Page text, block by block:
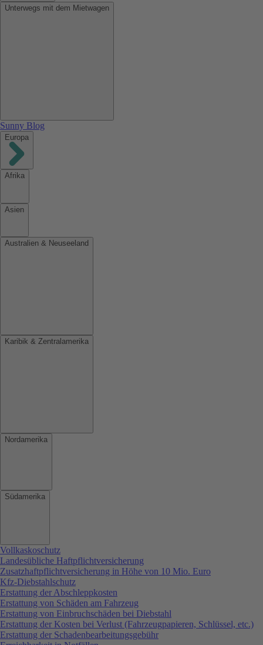
Unterwegs mit dem Mietwagen
Sunny Blog
Europa
Afrika
Asien
Australien & Neuseeland
Karibik & Zentralamerika
Nordamerika
Südamerika
Vollkaskoschutz
Landesübliche Haftpflichtversicherung
Zusatzhaftpflichtversicherung in Höhe von 10 Mio. Euro
Kfz-Diebstahlschutz
Erstattung der Abschleppkosten
Erstattung von Schäden am Fahrzeug
Erstattung von Einbruchschäden bei Diebstahl
Erstattung der Kosten bei Verlust (Fahrzeugpapieren, Schlüssel, etc.)
Erstattung der Schadenbearbeitungsgebühr